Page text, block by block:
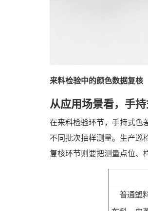
来料检验中的颜色数据复核
从应用场景看，手
在来料检验环节，手持式色
不同批次抽样测量。生产巡
复核环节则要把测量点位、
普通塑